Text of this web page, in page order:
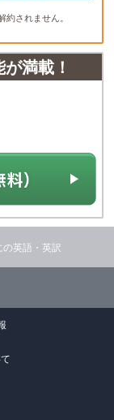
されません。
満載！
の英語・英訳